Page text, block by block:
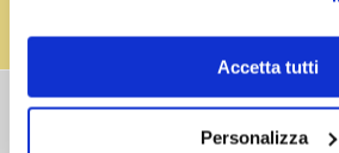
Accetta tutti
Personalizza
COSTI DI